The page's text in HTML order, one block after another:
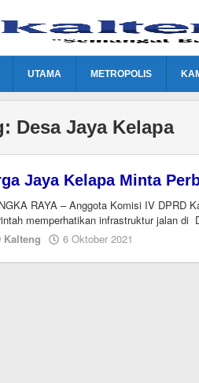
UTAMA METROPOLIS
Desa Jaya Kelapa
Jaya Kelapa Minta
RAYA – Anggota Komisi IV DPRD
memperhatikan infrastruktur jalan di
Kalteng
6 Oktober 2021